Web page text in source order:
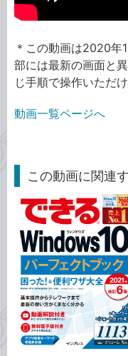
＊この動画は2020年
部には最新の画面と
じ手順で操作いただけ
動画一覧ページへ
この動画に関連